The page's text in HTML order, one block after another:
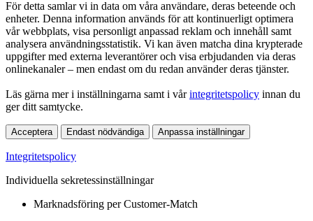
För detta samlar vi in data om våra användare, deras beteende och
enheter. Denna information används för att kontinuerligt optimera
vår webbplats, visa personligt anpassad reklam och innehåll samt
analysera användningsstatistik. Vi kan även matcha dina krypterade
uppgifter med externa leverantörer och visa erbjudanden via deras
onlinekanaler – men endast om du redan använder deras tjänster.
Läs gärna mer i inställningarna samt i vårintegritetspolicy innan du
ger ditt samtycke.
Acceptera Endast nödvändiga Anpassa inställningar
Integritetspolicy
Individuella sekretessinställningar
Marknadsföring per Customer-Match